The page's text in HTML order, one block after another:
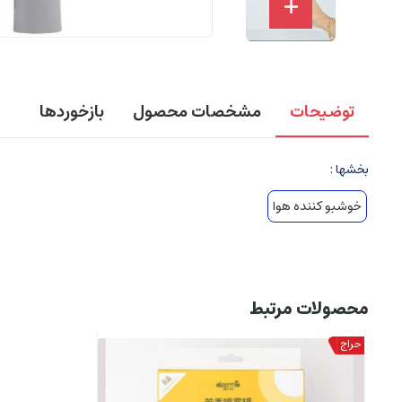
توضیحات مشخصات محصول بازخوردها
بخشها :
خوشبو کننده هوا
محصولات مرتبط